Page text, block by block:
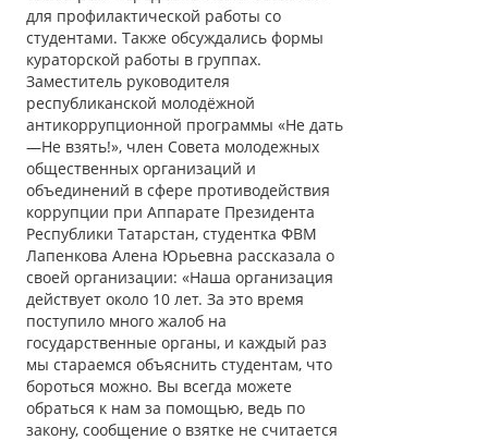
для профилактической работы со
студентами. Также обсуждались формы
кураторской работы в группах.
Заместитель руководителя
республиканской молодёжной
антикоррупционной программы «Не дать
—Не взять!», член Совета молодежных
общественных организаций и
объединений в сфере противодействия
коррупции при Аппарате Президента
Республики Татарстан, студентка ФВМ
Лапенкова Алена Юрьевна рассказала о
своей организации: «Наша организация
действует около 10 лет. За это время
поступило много жалоб на
государственные органы, и каждый раз
мы стараемся объяснить студентам, что
бороться можно. Вы всегда можете
обраться к нам за помощью, ведь по
закону, сообщение о взятке не считается